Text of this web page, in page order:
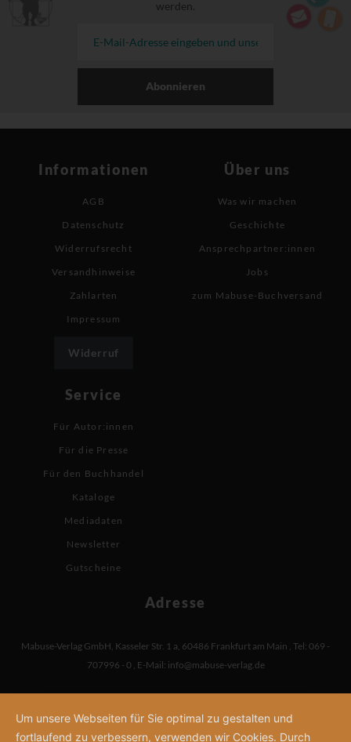
werden.
Abonnieren
Informationen
AGB
Datenschutz
Widerrufsrecht
Versandhinweise
Zahlarten
Impressum
Widerruf
Über uns
Was wir machen
Geschichte
Ansprechpartner:innen
Jobs
zum Mabuse-Buchversand
Service
Für Autor:innen
Für die Presse
Für den Buchhandel
Kataloge
Mediadaten
Newsletter
Gutscheine
Adresse
Mabuse-Verlag GmbH, Kasseler Str. 1 a, 60486 Frankfurt am Main , Tel: 069 -
707996 - 0 , E-Mail: info@mabuse-verlag.de
Um unsere Webseiten für Sie optimal zu gestalten und
fortlaufend zu verbessern, verwenden wir Cookies. Durch